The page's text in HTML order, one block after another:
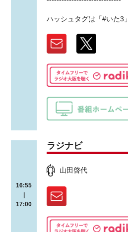
ハッシュタグは「#いた3」
16:55
|
17:00
ラジナビ
山田啓代